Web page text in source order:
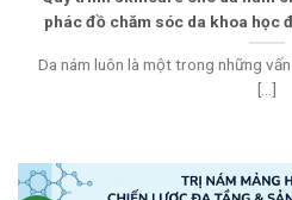
phác đồ chăm sóc da khoa học
Da nám luôn là một trong những
[...]